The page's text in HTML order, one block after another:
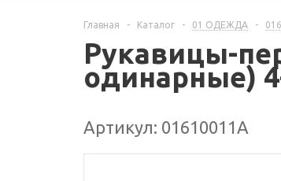
Главная - Каталог - 01 ОДЕЖДА -
Рукавицы-
одинарные)
Артикул: 01610011А